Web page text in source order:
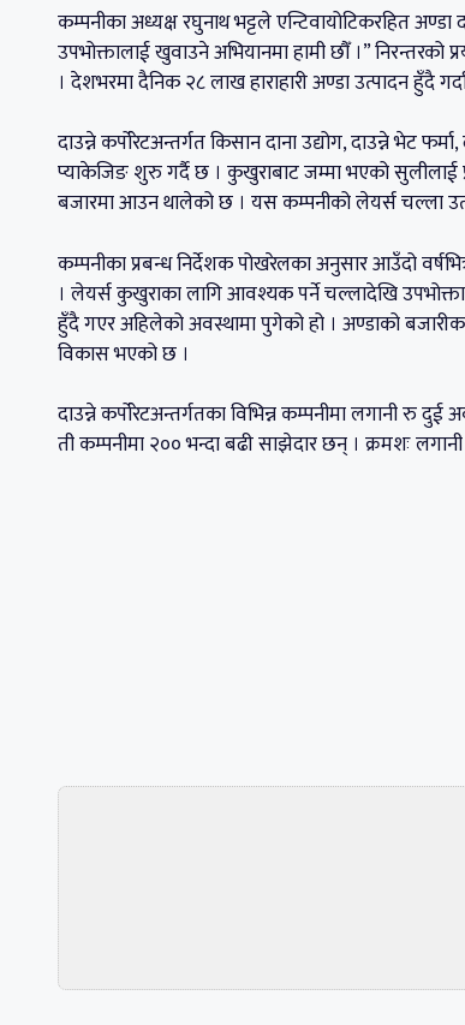
कम्पनीका अध्यक्ष रघुनाथ भट्टले एन्टिवायोटिकरहित
उपभोक्तालाई खुवाउने अभियानमा हामी छौँ ।” निरन्तरको
। देशभरमा दैनिक २८ लाख हाराहारी अण्डा उत्पादन हुँदै
दाउन्ने कर्पोरेटअन्तर्गत किसान दाना उद्योग, दाउन्ने भेट
प्याकेजिङ शुरु गर्दै छ । कुखुराबाट जम्मा भएको सुलीलाई
बजारमा आउन थालेको छ । यस कम्पनीको लेयर्स चल्ला
कम्पनीका प्रबन्ध निर्देशक पोखरेलका अनुसार आउँदो
। लेयर्स कुखुराका लागि आवश्यक पर्ने चल्लादेखि
हुँदै गएर अहिलेको अवस्थामा पुगेको हो । अण्डाको
विकास भएको छ ।
दाउन्ने कर्पोरेटअन्तर्गतका विभिन्न कम्पनीमा लगानी
ती कम्पनीमा २०० भन्दा बढी साझेदार छन् । क्रमशः